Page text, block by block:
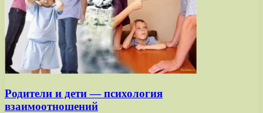
Родители и дети — психология
взаимоотношений